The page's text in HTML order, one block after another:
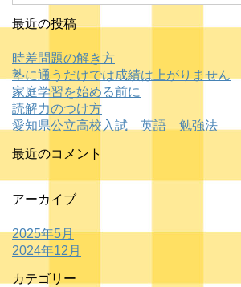
最近の投稿
時差問題の解き方
塾に通うだけでは成績は上がりません
家庭学習を始める前に
読解力のつけ方
愛知県公立高校入試 英語 勉強法
最近のコメント
アーカイブ
2025年5月
2024年12月
カテゴリー